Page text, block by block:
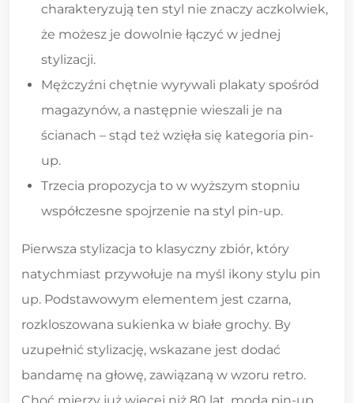
charakteryzują ten styl nie znaczy aczkolwiek,
że możesz je dowolnie łączyć w jednej
stylizacji.
Mężczyźni chętnie wyrywali plakaty spośród
magazynów, a następnie wieszali je na
ścianach – stąd też wzięła się kategoria pin-
up.
Trzecia propozycja to w wyższym stopniu
współczesne spojrzenie na styl pin-up.
Pierwsza stylizacja to klasyczny zbiór, który
natychmiast przywołuje na myśl ikony stylu pin
up. Podstawowym elementem jest czarna,
rozkloszowana sukienka w białe grochy. By
uzupełnić stylizację, wskazane jest dodać
bandamę na głowę, zawiązaną w wzoru retro.
Choć mierzy już więcej niż 80 lat, moda pin-up